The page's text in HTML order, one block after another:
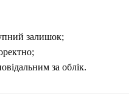
залишок;
за облік.